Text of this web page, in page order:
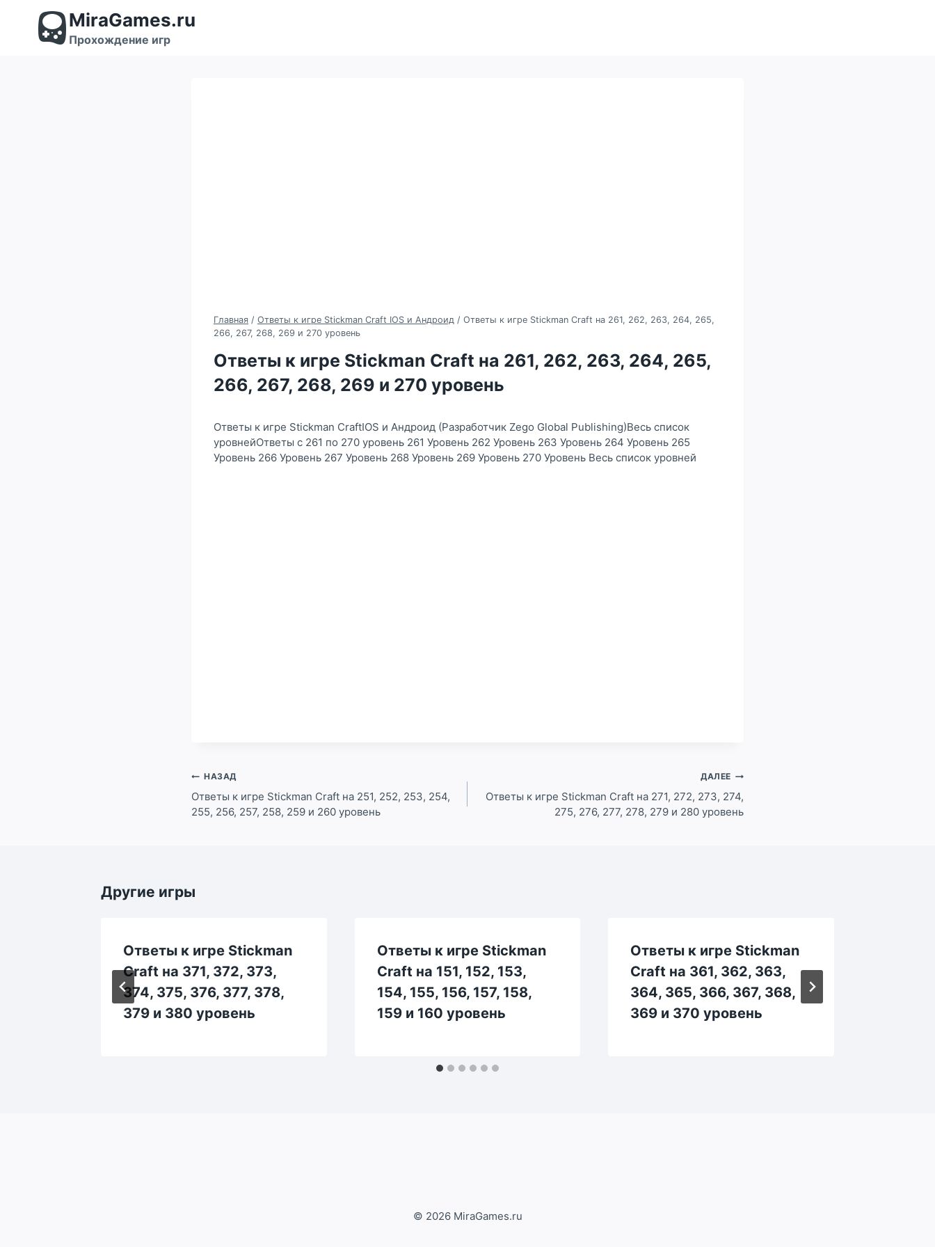
содержимому
MiraGames.ru
Прохождение игр
Главная / Ответы к игре Stickman Craft IOS и Андроид / Ответы к игре Stickman Craft на 261, 262, 263, 264, 265,
266, 267, 268, 269 и 270 уровень
Ответы к игре Stickman Craft на 261, 262, 263, 264, 265,
266, 267, 268, 269 и 270 уровень
Ответы к игре Stickman CraftIOS и Андроид (Разработчик Zego Global Publishing)Весь список
уровнейОтветы с 261 по 270 уровень 261 Уровень 262 Уровень 263 Уровень 264 Уровень 265
Уровень 266 Уровень 267 Уровень 268 Уровень 269 Уровень 270 Уровень Весь список уровней
Навигация
по
записям
НАЗАД
Ответы к игре Stickman Craft на 251, 252, 253, 254,
255, 256, 257, 258, 259 и 260 уровень
ДАЛЕЕ
Ответы к игре Stickman Craft на 271, 272, 273, 274,
275, 276, 277, 278, 279 и 280 уровень
Другие игры
Ответы к игре Stickman
Craft на 371, 372, 373,
374, 375, 376, 377, 378,
379 и 380 уровень
Ответы к игре Stickman
Craft на 151, 152, 153,
154, 155, 156, 157, 158,
159 и 160 уровень
Ответы к игре Stickman
Craft на 361, 362, 363,
364, 365, 366, 367, 368,
369 и 370 уровень
© 2026 MiraGames.ru